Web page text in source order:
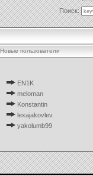
Поиск:
Новые пользователи
EN1K
meloman
Konstantin
lexajakovlev
yakolumb99